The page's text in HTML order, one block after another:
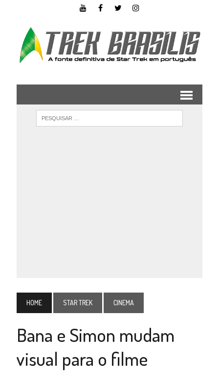
HOME STAR TREK CINEMA
Bana e Simon mudam
visual para o filme